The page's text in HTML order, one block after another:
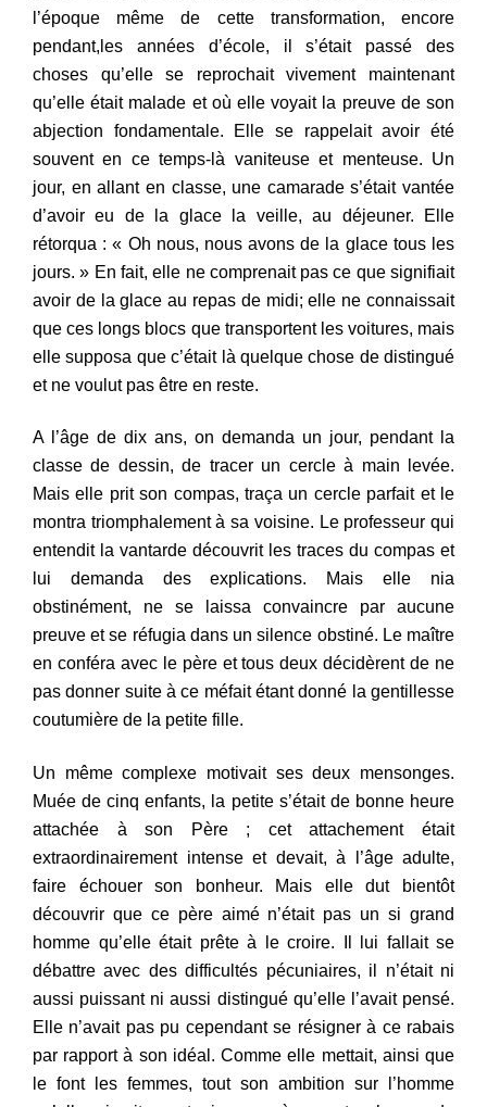
l’époque même de cette transformation, encore
pendant,les années d’école, il s’était passé des
choses qu’elle se reprochait vivement maintenant
qu’elle était malade et où elle voyait la preuve de son
abjection fondamentale. Elle se rappelait avoir été
souvent en cetemps-là vaniteuse et menteuse. Un
jour, en allant en classe, une camarade s’était vantée
d’avoir eu de la glace la veille, au déjeuner.
Elle
rétorqua :« Oh nous, nous avons de la glace tous les
jours. » En fait, elle ne comprenait pas ce que signifiait
avoir de la g laceau repas de midi; elle ne connaissait
que ces longs blocs que transportent les voitures, mais
elle supposa que c’était là quelque chose de distingué
et ne voulut pas être en reste.
A l’âge de dix ans, on demanda un jour, pendant la
classe de dessin, de tracer un cercleà main levée.
Mais elle prit son compas,traça un cercle parfait et le
montra triomphalement à sa voisine. Le professeur qui
entendit la vantarde découvrit les traces du compas et
lui demanda des explications. Mais elle nia
obstinément, ne se
laissa convaincre par aucune
preuve et se réfugia dans un si lence obstiné. Le maître
en conféra avec le père et tous deux décidèrentde ne
pas donner suite à ce méfait étant donné la gentillesse
coutumière de la petite fille.
Un même complexe motivait ses deux mensonges.
Muéedecinq enfants, la petite s’était de bonne heure
attachée à son Père ; cet attachement était
extraordinairement intense et devait, à l’âge adulte,
faire échouer son bonheur. Mais elle dut bientôt
découvrir que ce père aimé n’était pas un si grand
homme qu’elle était prête à le croire. Il lui fallait se
débattre avec des difficultés pécuniaires, il n’était ni
aussi puissant ni aussi distingué qu’elle l’avait pensé.
Elle n’avait pas pu cependant se résigner à ce rabais
par rapport à son idéal. Comme elle mettait, ainsi que
le font les femmes, tout son ambition sur l’homme